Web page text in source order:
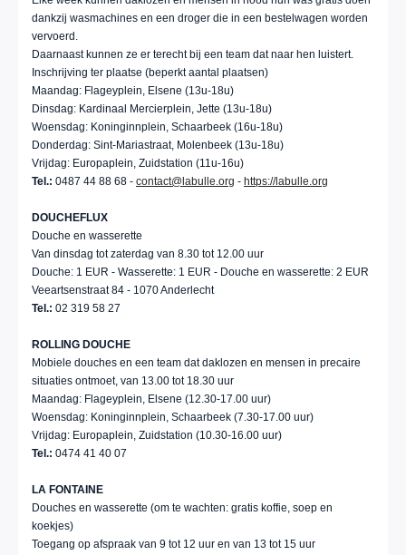
dankzij wasmachines en een droger die in een bestelwagen worden
vervoerd.
Daarnaast kunnen ze er terecht bij een team dat naar hen luistert.
Inschrijving ter plaatse (beperkt aantal plaatsen)
Maandag: Flageyplein, Elsene (13u-18u)
Dinsdag: Kardinaal Mercierplein, Jette (13u-18u)
Woensdag: Koninginnplein, Schaarbeek (16u-18u)
Donderdag: Sint-Mariastraat, Molenbeek (13u-18u)
Vrijdag: Europaplein, Zuidstation (11u-16u)
Tel.: 0487 44 88 68 - contact@labulle.org - https://labulle.org
DOUCHEFLUX
Douche en wasserette
Van dinsdag tot zaterdag van 8.30 tot 12.00 uur
Douche: 1 EUR - Wasserette: 1 EUR - Douche en wasserette: 2 EUR
Veeartsenstraat 84 - 1070 Anderlecht
Tel.: 02 319 58 27
ROLLING DOUCHE
Mobiele douches en een team dat daklozen en mensen in precaire
situaties ontmoet, van 13.00 tot 18.30 uur
Maandag: Flageyplein, Elsene (12.30-17.00 uur)
Woensdag: Koninginnplein, Schaarbeek (7.30-17.00 uur)
Vrijdag: Europaplein, Zuidstation (10.30-16.00 uur)
Tel.: 0474 41 40 07
LA FONTAINE
Douches en wasserette (om te wachten: gratis koffie, soep en
koekjes)
Toegang op afspraak van 9 tot 12 uur en van 13 tot 15 uur